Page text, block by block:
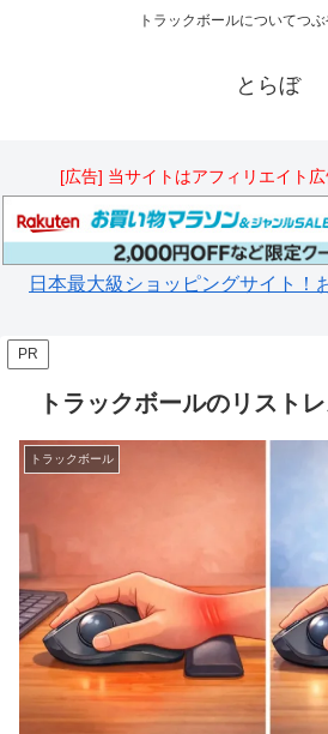
トラックボールについてつ
とらぼ
[広告] 当サイトはアフィリエイト
日本最大級ショッピングサイト！
PR
トラックボールのリスト
トラックボール